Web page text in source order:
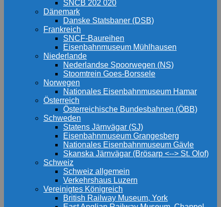
SNCB 202 020
Dänemark
Danske Statsbaner (DSB)
Frankreich
SNCF-Baureihen
Eisenbahnmuseum Mühlhausen
Niederlande
Nederlandse Spoorwegen (NS)
Stoomtrein Goes-Borssele
Norwegen
Nationales Eisenbahnmuseum Hamar
Österreich
Österreichische Bundesbahnen (ÖBB)
Schweden
Statens Järnvägar (SJ)
Eisenbahnmuseum Grangesberg
Nationales Eisenbahnmuseum Gävle
Skanska Järnvägar (Brösarp <--> St. Olof)
Schweiz
Schweiz allgemein
Verkehrshaus Luzern
Vereinigtes Königreich
British Railway Museum, York